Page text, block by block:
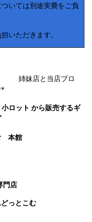
いては別途実費をご負
いただきます。
妹店と当店ブロ
ロット から販売するギ
本館
門店
どっとこむ